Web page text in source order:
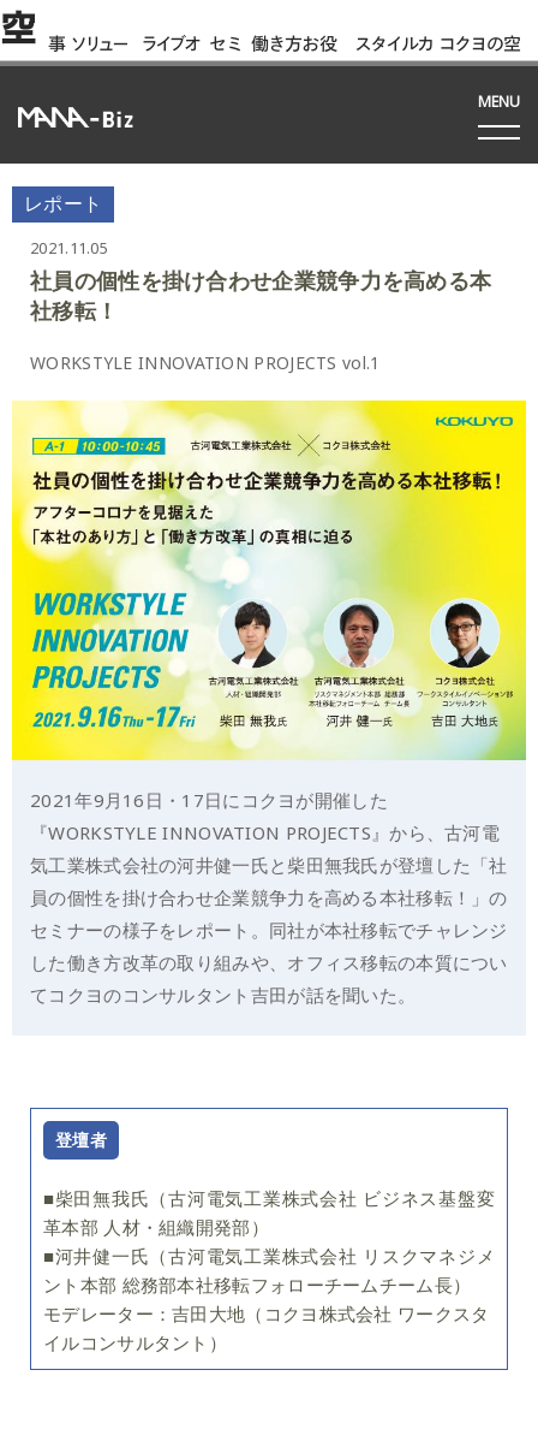
空 事
例
ソリュー
ション
ライブオ
フィス
セミ
ナー
働き方お役
立ち資料
スタイルカ
タログ
コクヨの空
間って!?
MENU
レポート
2021.11.05
社員の個性を掛け合わせ企業競争力を高める本
社移転！
WORKSTYLE INNOVATION PROJECTS vol.1
2021年9月16日・17日にコクヨが開催した
『WORKSTYLE INNOVATION PROJECTS』から、古河電
気工業株式会社の河井健一氏と柴田無我氏が登壇した「社
員の個性を掛け合わせ企業競争力を高める本社移転！」の
セミナーの様子をレポート。同社が本社移転でチャレンジ
した働き方改革の取り組みや、オフィス移転の本質につい
てコクヨのコンサルタント吉田が話を聞いた。
登壇者
■柴田無我氏（古河電気工業株式会社 ビジネス基盤変
革本部 人材・組織開発部）
■河井健一氏（古河電気工業株式会社 リスクマネジメ
ント本部 総務部本社移転フォローチームチーム長）
モデレーター：吉田大地（コクヨ株式会社 ワークスタ
イルコンサルタント）